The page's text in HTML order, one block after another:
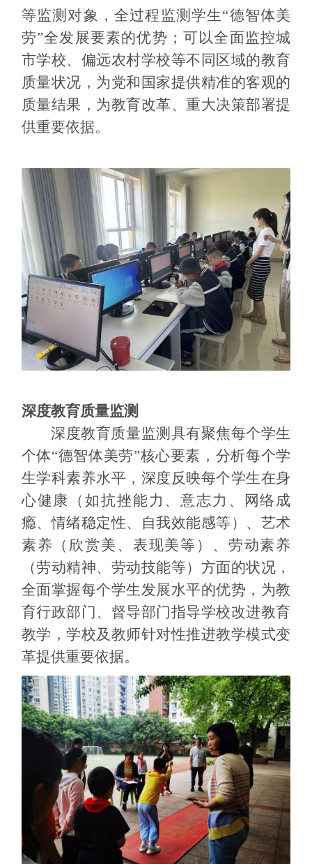
等监测对象，全过程监测学生“德智体美
劳”全发展要素的优势；可以全面监控城
市学校、偏远农村学校等不同区域的教育
质量状况，为党和国家提供精准的客观的
质量结果，为教育改革、重大决策部署提
供重要依据。
深度教育质量监测
深度教育质量监测具有聚焦每个学生
个体“德智体美劳”核心要素，分析每个学
生学科素养水平，深度反映每个学生在身
心健康（如抗挫能力、意志力、网络成
瘾、情绪稳定性、自我效能感等）、艺术
素养（欣赏美、表现美等）、劳动素养
（劳动精神、劳动技能等）方面的状况，
全面掌握每个学生发展水平的优势，为教
育行政部门、督导部门指导学校改进教育
教学，学校及教师针对性推进教学模式变
革提供重要依据。